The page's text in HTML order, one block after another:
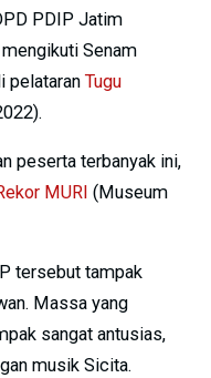
PDIP Jatim
Senam
pelataran Tugu
peserta terbanyak ini,
MURI (Museum
tersebut tampak
Massa yang
sangat antusias,
musik Sicita.